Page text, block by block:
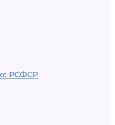
РСФСР